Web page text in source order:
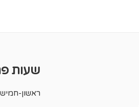
שעות
ראשון-